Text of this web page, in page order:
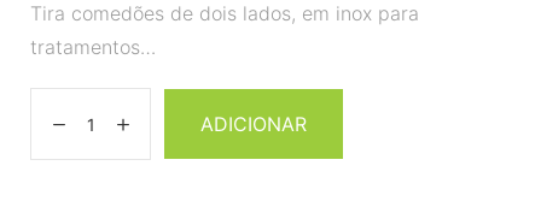
Tira comedões de dois lados, em inox para
tratamentos…
ADICIONAR